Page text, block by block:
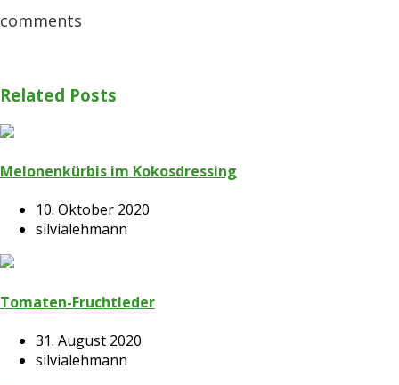
comments
Related Posts
Melonenkürbis im Kokosdressing
10. Oktober 2020
silvialehmann
Tomaten-Fruchtleder
31. August 2020
silvialehmann